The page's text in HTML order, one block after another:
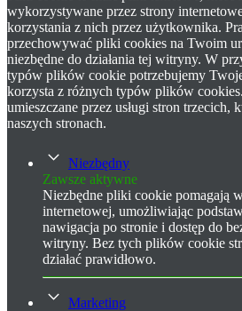
wykorzystywane przez strony
korzystania z nich przez użytkownika.
przechowywać pliki cookies na Twoim
niezbędne do działania tej witryny. W
typów plików cookie potrzebujemy
korzysta z różnych typów plików
umieszczane przez usługi stron trzecich,
naszych stronach.
Niezbędny
Zawsze aktywne
Niezbędne pliki cookie pomagają
internetowej, umożliwiając
nawigacja po stronie i dostęp do
witryny. Bez tych plików cookie
działać prawidłowo.
Marketing